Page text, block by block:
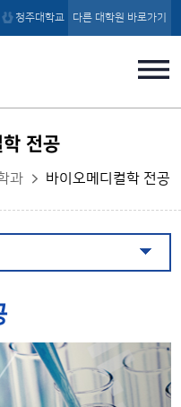
기청주대학교 다른 대학원 바로가기
전공
과 바이오메디컬학 전공